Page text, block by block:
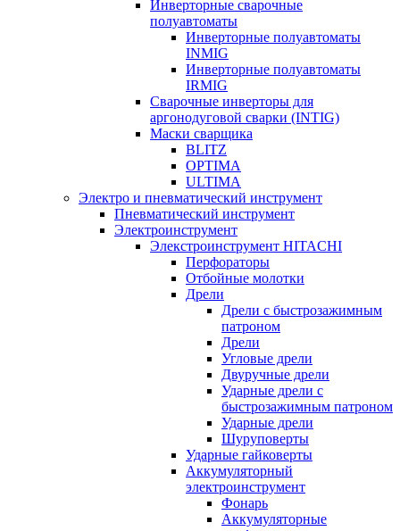
Инверторные сварочные
полуавтоматы
Инверторные полуавтоматы
INMIG
Инверторные полуавтоматы
IRMIG
Сварочные инверторы для
аргонодуговой сварки (INTIG)
Маски сварщика
BLITZ
OPTIMA
ULTIMA
Электро и пневматический инструмент
Пневматический инструмент
Электроинструмент
Элекстроинструмент HITACHI
Перфораторы
Отбойные молотки
Дрели
Дрели с быстрозажимным
патроном
Дрели
Угловые дрели
Двуручные дрели
Ударные дрели с
быстрозажимным патроном
Ударные дрели
Шуруповерты
Ударные гайковерты
Аккумуляторный
электроинструмент
Фонарь
Аккумуляторные